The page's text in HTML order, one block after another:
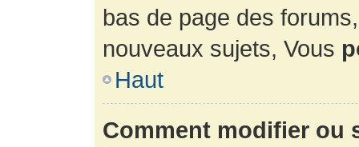
bas de page des
nouveaux sujets, Vous
Haut
Comment modifier ou